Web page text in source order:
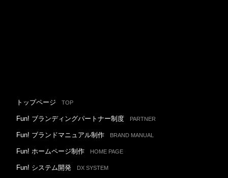
トップページ TOP
Fun! ブランディングパートナー制度 PARTNER
Fun! ブランドマニュアル制作 BRAND MANUAL
Fun! ホームページ制作 HOME PAGE
Fun! システム開発 DX SYSTEM